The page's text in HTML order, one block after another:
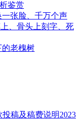
鉴赏
张脸、千万个声
、骨头上刻字、死
的老槐树
2023